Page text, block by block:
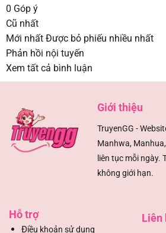
0 Góp ý
Cũ nhất
Mới nhất Được bỏ phiếu nhiều nhất
Phản hồi nội tuyến
Xem tất cả bình luận
Giới thiệu
TruyenGG -
Manhwa,
liên tục mỗi ngày.
không giới hạn.
Hỗ trợ
Điều khoản sử dụng
Liên